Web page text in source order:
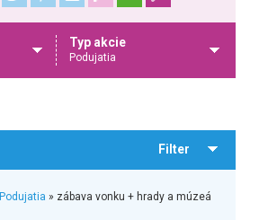
Typ akcie
Podujatia
Filter
Podujatia » zábava vonku + hrady a múzeá